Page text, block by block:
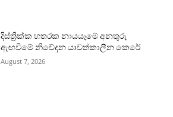
දිස්ත්‍රික්ක හතරක නායයෑමේ අනතුරු
ඇඟවීමේ නිවේදන යාවත්කාලීන කෙරේ
August 7, 2026